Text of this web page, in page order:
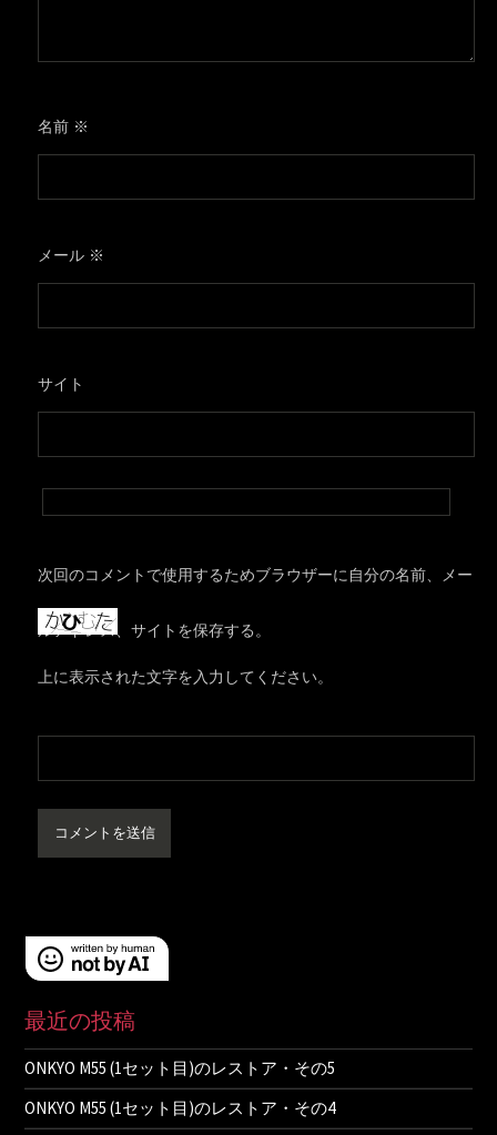
名前 ※
メール ※
サイト
次回のコメントで使用するためブラウザーに自分の名前、メー
ルアドレス、サイトを保存する。
上に表示された文字を入力してください。
最近の投稿
ONKYO M55 (1セット目)のレストア・その5
ONKYO M55 (1セット目)のレストア・その4